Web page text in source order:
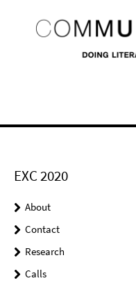
EXC 2020
About
Contact
Research
Calls